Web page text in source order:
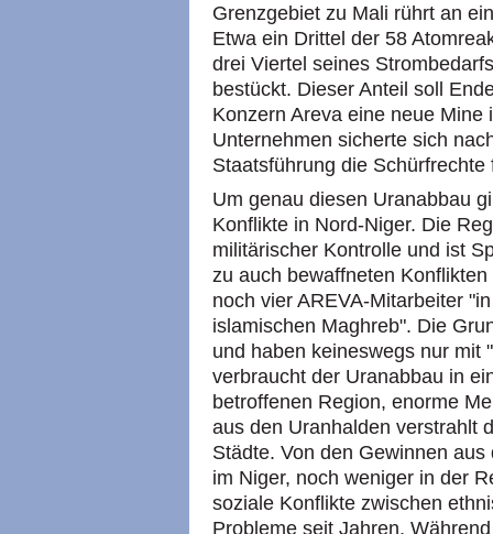
Grenzgebiet zu Mali rührt an
Etwa ein Drittel der 58
drei Viertel seines
bestückt. Dieser Anteil soll
Konzern Areva eine neue
Unternehmen sicherte sich
Staatsführung die
Um genau diesen Uranabbau
Konflikte in Nord-Niger. Die
militärischer Kontrolle und ist
zu auch bewaffneten
noch vier AREVA-Mitarbeiter
islamischen Maghreb". Die
und haben keineswegs nur mit
verbraucht der Uranabbau in
betroffenen Region, enorme
aus den Uranhalden verstrahlt
Städte. Von den Gewinnen
im Niger, noch weniger in der
soziale Konflikte zwischen
Probleme seit Jahren.